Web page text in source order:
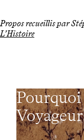
Propos recueillis par
L’Histoire